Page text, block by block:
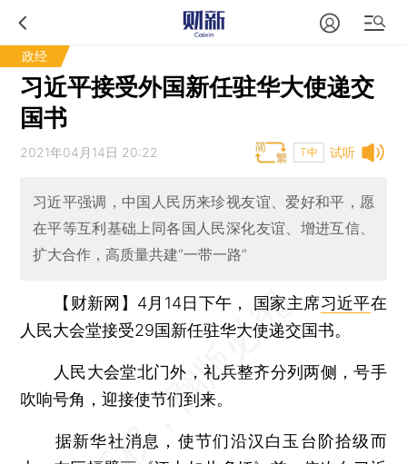
政经
习近平接受外国新任驻华大使递交
国书
试听
2021年04月14日 20:22 T中
习近平强调，中国人民历来珍视友谊、爱好和平，愿
在平等互利基础上同各国人民深化友谊、增进互信、
扩大合作，高质量共建“一带一路”
【财新网】 4月14日下午， 国家主席习近平在
人民大会堂接受29国新任驻华大使递交国书。
人民大会堂北门外，礼兵整齐分列两侧，号手
吹响号角，迎接使节们到来。
据新华社消息，使节们沿汉白玉台阶拾级而